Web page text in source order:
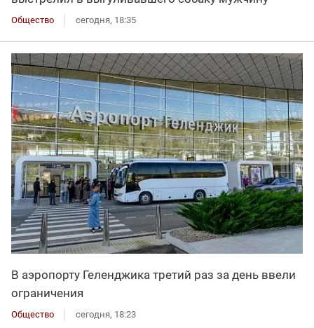
Общество сегодня, 18:35
В аэропорту Геленджика третий раз за день ввели
ограничения
Общество сегодня, 18:23